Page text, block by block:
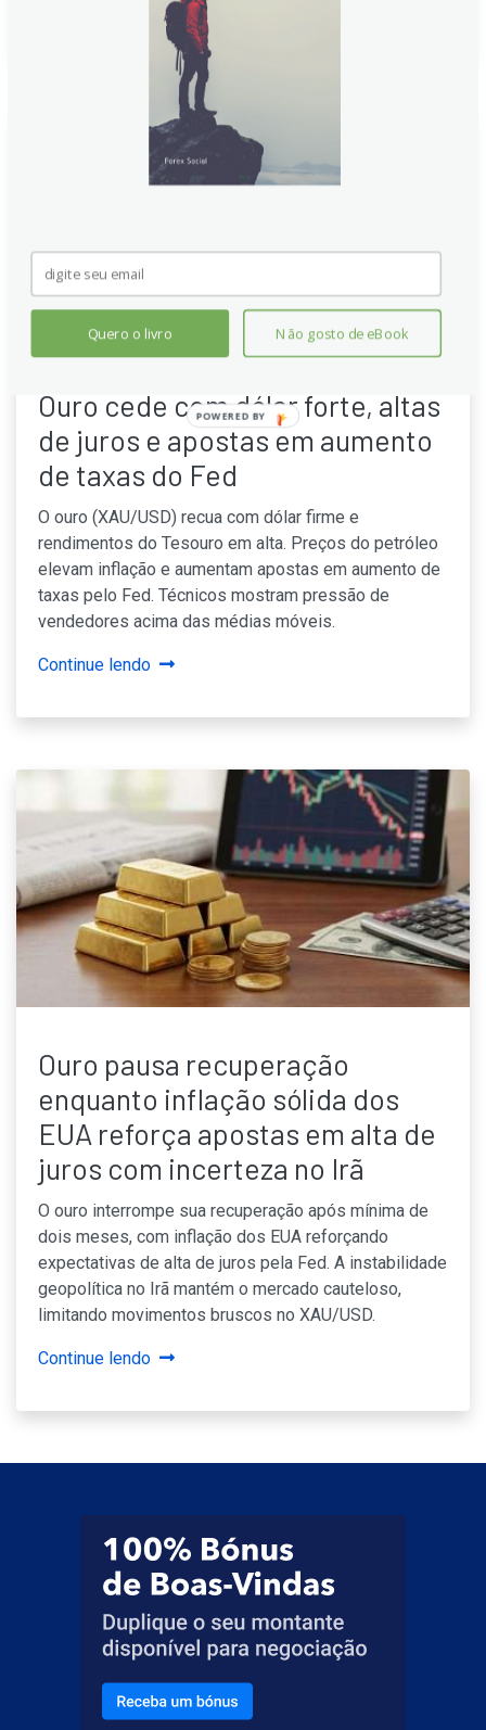
Ouro cede com dólar forte, altas
de juros e apostas em aumento
de taxas do Fed
O ouro (XAU/USD) recua com dólar firme e
rendimentos do Tesouro em alta. Preços do petróleo
elevam inflação e aumentam apostas em aumento de
taxas pelo Fed. Técnicos mostram pressão de
vendedores acima das médias móveis.
Continue lendo
Ouro pausa recuperação
enquanto inflação sólida dos
EUA reforça apostas em alta de
juros com incerteza no Irã
O ouro interrompe sua recuperação após mínima de
dois meses, com inflação dos EUA reforçando
expectativas de alta de juros pela Fed. A instabilidade
geopolítica no Irã mantém o mercado cauteloso,
limitando movimentos bruscos no XAU/USD.
Continue lendo
Quero o livro Não gosto de eBook
POWERED
BY